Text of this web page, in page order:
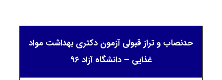
حدنصاب و تراز قبولی آزمون دکتری بهداشت مواد
غذایی – دانشگاه آزاد ۹۶